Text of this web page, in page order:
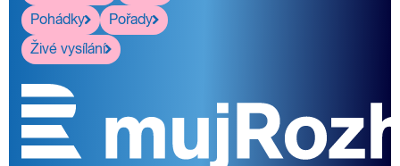
Pohádky
Pořady
Živé vysílání